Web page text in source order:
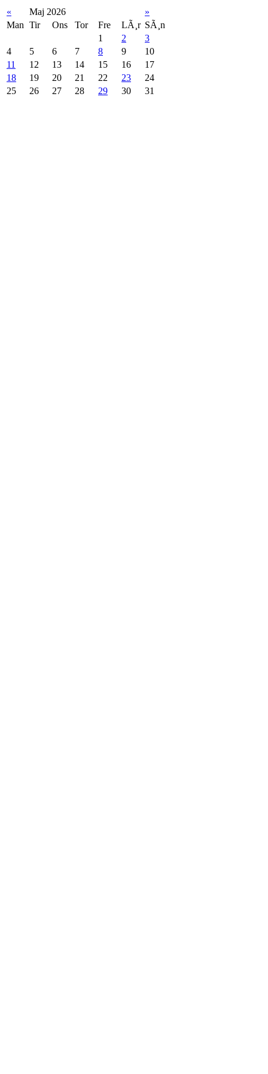
« Maj 2026
»
Man Tir Ons Tor Fre LÃ¸r SÃ¸n
1
2
3
4
5 6 7 8 9
10
11
12 13 14 15 16
17
18
19 20 21 22 23
24
25
26 27 28 29 30 31